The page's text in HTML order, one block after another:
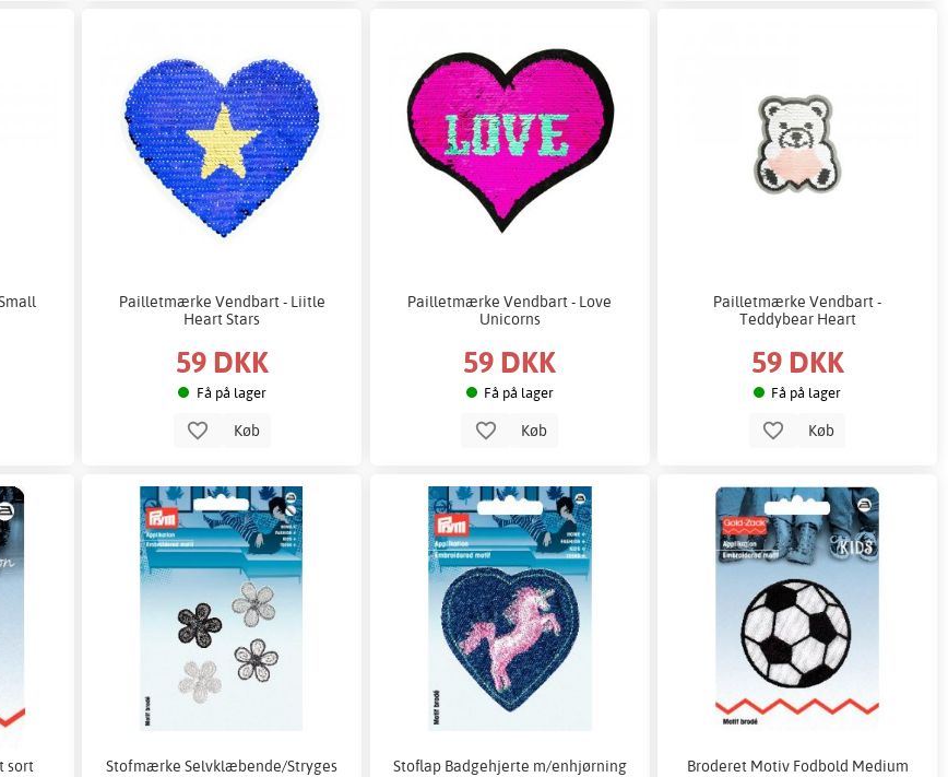
Pailletmærke Vendbart - Liitle
Heart Stars
59 DKK
Få på lager
Køb
Pailletmærke Vendbart - Love
Unicorns
59 DKK
Få på lager
Køb
Pailletmærke Vendbart -
Teddybear Heart
59 DKK
Få på lager
Køb
sort
Stofmærke Selvklæbende/Stryges
Stoflap Badgehjerte m/enhjørning Broderet Motiv Fodbold Medium